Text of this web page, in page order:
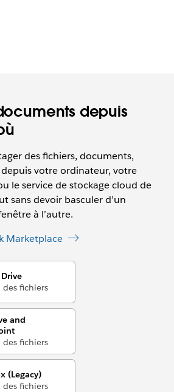
depuis
des fichiers, documents,
votre ordinateur, votre
le service de stockage cloud de
sans devoir basculer d’un
à l’autre.
Marketplace
des fichiers
and
des fichiers
(Legacy)
des fichiers